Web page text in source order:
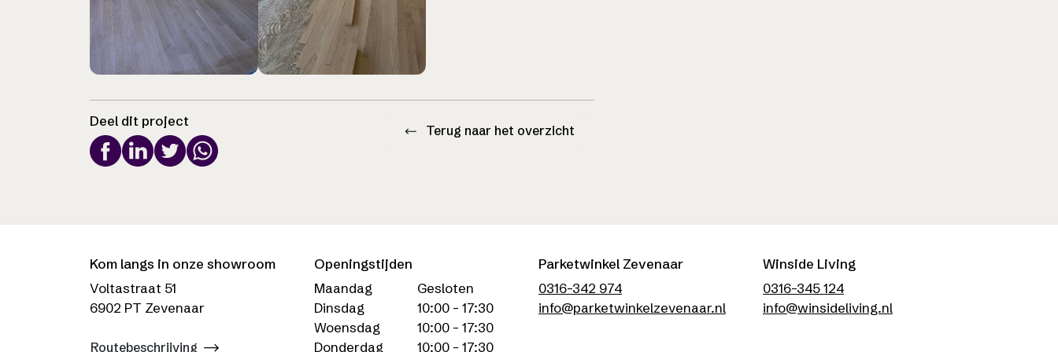
Deel dit project
Terug naar het overzicht
Kom langs in onze showroom
Voltastraat 51
6902 PT Zevenaar
Routebeschrijving
Openingstijden
Maandag
Gesloten
Dinsdag
10:00 - 17:30
Woensdag
10:00 - 17:30
Donderdag
10:00 - 17:30
Parketwinkel Zevenaar
0316-342 974
info@parketwinkelzevenaar.nl
Winside Living
0316-345 124
info@winsideliving.nl